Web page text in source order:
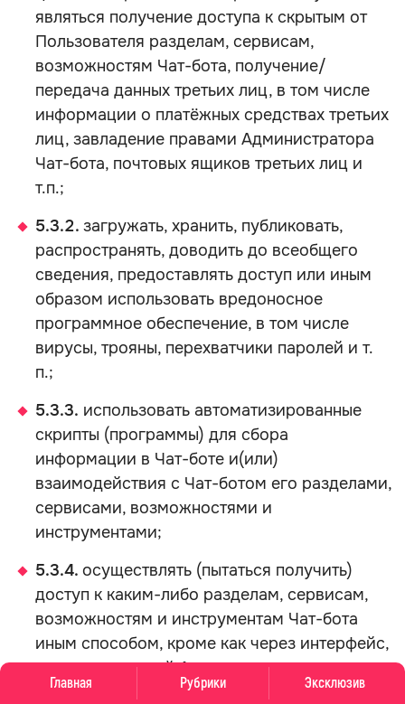
Главная Рубрики Эксклюзив
являться получение доступа к скрытым от
Пользователя разделам, сервисам,
возможностям Чат-бота, получение/
передача данных третьих лиц, в том числе
информации о платёжных средствах третьих
лиц, завладение правами Администратора
Чат-бота, почтовых ящиков третьих лиц и
т.п.;
5.3.2. загружать, хранить, публиковать,
распространять, доводить до всеобщего
сведения, предоставлять доступ или иным
образом использовать вредоносное
программное обеспечение, в том числе
вирусы, трояны, перехватчики паролей и т.
п.;
5.3.3. использовать автоматизированные
скрипты (программы) для сбора
информации в Чат-боте и(или)
взаимодействия с Чат-ботом его разделами,
сервисами, возможностями и
инструментами;
5.3.4. осуществлять (пытаться получить)
доступ к каким-либо разделам, сервисам,
возможностям и инструментам Чат-бота
иным способом, кроме как через интерфейс,
предоставленный Администратором, за
исключением случаев, когда такие действия